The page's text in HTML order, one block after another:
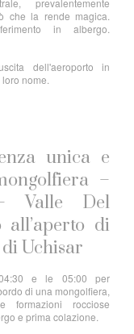
prevalentemente
che la rende magica.
in albergo.
dell'aeroporto in
nome.
unica e
–
Valle Del
di
Uchisar
e le 05:00 per
di una mongolfiera,
formazioni rocciose
e prima colazione.